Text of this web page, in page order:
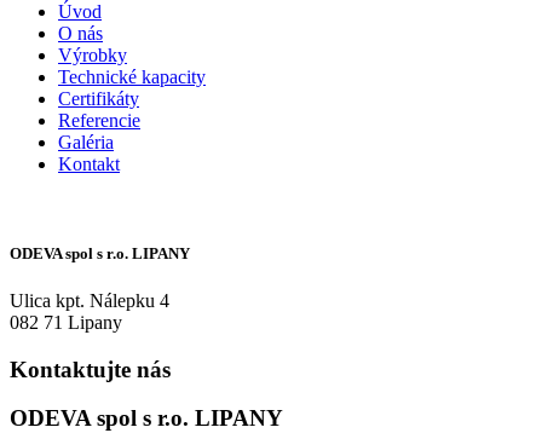
Úvod
O nás
Výrobky
Technické kapacity
Certifikáty
Referencie
Galéria
Kontakt
ODEVA spol s r.o. LIPANY
Ulica kpt. Nálepku 4
082 71 Lipany
Kontaktujte nás
ODEVA spol s r.o. LIPANY